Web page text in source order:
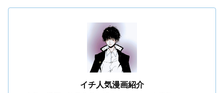
イチ人気漫画紹介